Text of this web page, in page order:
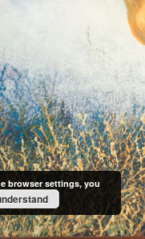
browser settings, you